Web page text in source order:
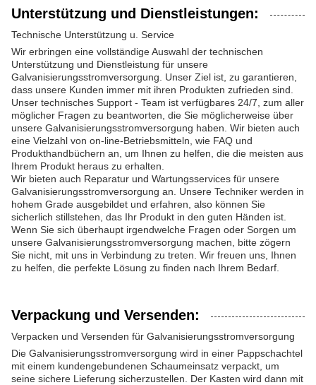
Unterstützung und Dienstleistungen:
Technische Unterstützung u. Service
Wir erbringen eine vollständige Auswahl der technischen
Unterstützung und Dienstleistung für unsere
Galvanisierungsstromversorgung. Unser Ziel ist, zu garantieren,
dass unsere Kunden immer mit ihren Produkten zufrieden sind.
Unser technisches Support - Team ist verfügbares 24/7, zum aller
möglicher Fragen zu beantworten, die Sie möglicherweise über
unsere Galvanisierungsstromversorgung haben. Wir bieten auch
eine Vielzahl von on-line-Betriebsmitteln, wie FAQ und
Produkthandbüchern an, um Ihnen zu helfen, die die meisten aus
Ihrem Produkt heraus zu erhalten.
Wir bieten auch Reparatur und Wartungsservices für unsere
Galvanisierungsstromversorgung an. Unsere Techniker werden in
hohem Grade ausgebildet und erfahren, also können Sie
sicherlich stillstehen, das Ihr Produkt in den guten Händen ist.
Wenn Sie sich überhaupt irgendwelche Fragen oder Sorgen um
unsere Galvanisierungsstromversorgung machen, bitte zögern
Sie nicht, mit uns in Verbindung zu treten. Wir freuen uns, Ihnen
zu helfen, die perfekte Lösung zu finden nach Ihrem Bedarf.
Verpackung und Versenden:
Verpacken und Versenden für Galvanisierungsstromversorgung
Die Galvanisierungsstromversorgung wird in einer Pappschachtel
mit einem kundengebundenen Schaumeinsatz verpackt, um
seine sichere Lieferung sicherzustellen. Der Kasten wird dann mit